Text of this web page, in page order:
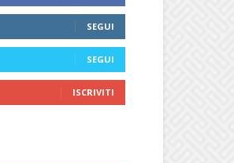
SEGUI
SEGUI
ISCRIVITI